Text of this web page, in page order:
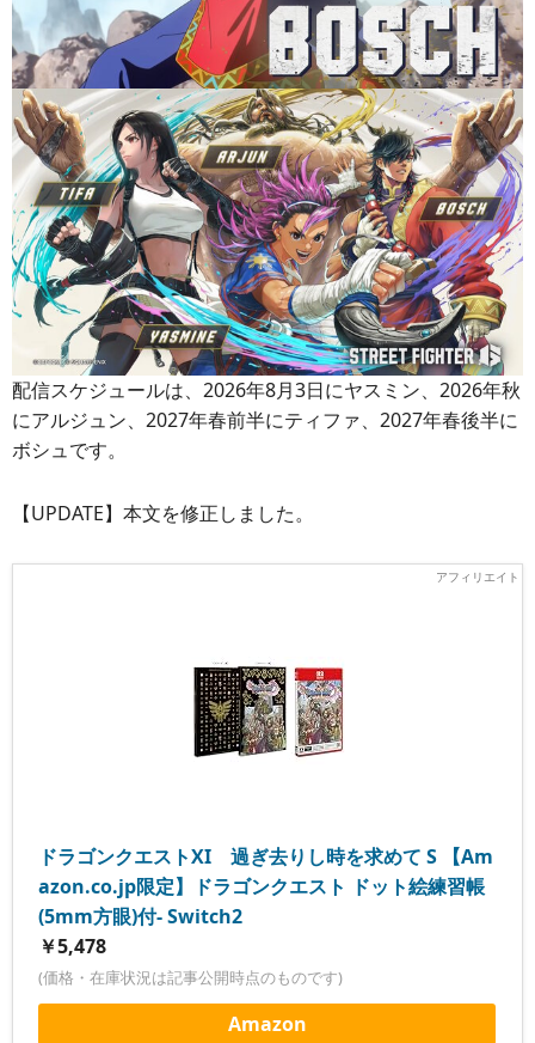
配信スケジュールは、2026年8月3日にヤスミン、2026年秋
にアルジュン、2027年春前半にティファ、2027年春後半に
ボシュです。
【UPDATE】本文を修正しました。
ドラゴンクエストXI 過ぎ去りし時を求めて S 【Am
azon.co.jp限定】ドラゴンクエスト ドット絵練習帳
(5mm方眼)付- Switch2
￥5,478
(価格・在庫状況は記事公開時点のものです)
Amazon